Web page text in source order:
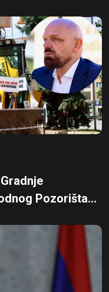
Pozorišta...